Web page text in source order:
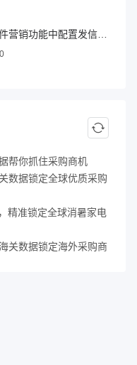
帮你抓住采购商机
数据锁定全球优质采购
精准锁定全球消暑家电
关数据锁定海外采购商